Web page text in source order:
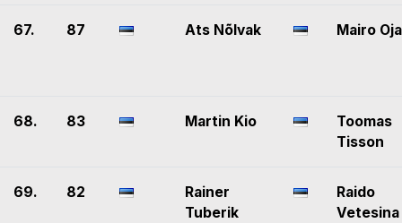
67. 87 Ats Nõlvak Mairo
68. 83 Martin Kio
Toomas
Tisson
69. 82
Rainer
Tuberik
Raido
Vetesina